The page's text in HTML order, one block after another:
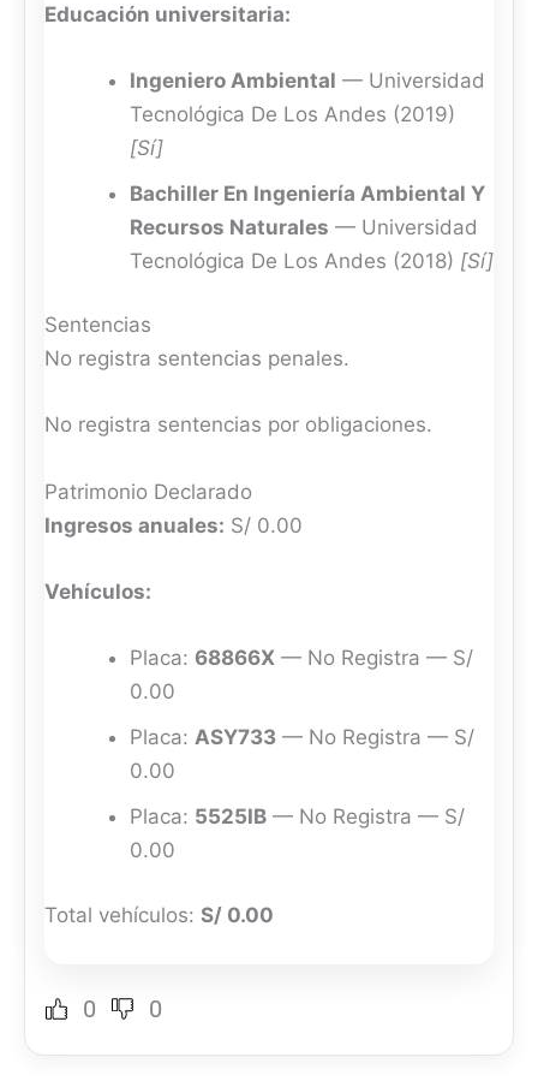
Educación universitaria:
Ingeniero Ambiental — Universidad
Tecnológica De Los Andes (2019)
[Sí]
Bachiller En Ingeniería Ambiental Y
Recursos Naturales — Universidad
Tecnológica De Los Andes (2018) [Sí]
Sentencias
No registra sentencias penales.
No registra sentencias por obligaciones.
Patrimonio Declarado
Ingresos anuales: S/ 0.00
Vehículos:
Placa: 68866X — No Registra — S/
0.00
Placa: ASY733 — No Registra — S/
0.00
Placa: 5525IB — No Registra — S/
0.00
Total vehículos: S/ 0.00
0 0